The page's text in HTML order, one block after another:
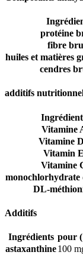
protéine
fibre
huiles et matières
cendres
additifs
Vitamine
Vitamine
Vitamin E
Vitamine
monochlorhydrate
DL-
Additifs
Ingrédients pour
astaxanthine100